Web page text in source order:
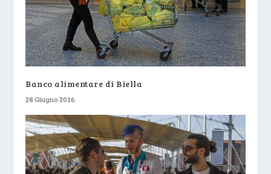
Banco alimentare di Biella
28 Giugno 2016